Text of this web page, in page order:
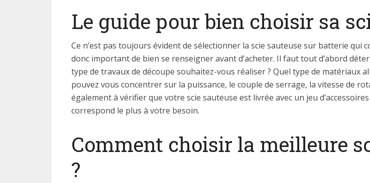
Le guide pour bien choisir sa
Ce n’est pas toujours évident de sélectionner la scie sauteuse sur batterie
donc important de bien se renseigner avant d’acheter. Il faut tout d’abord
type de travaux de découpe souhaitez-vous réaliser ? Quel type de matériaux
pouvez vous concentrer sur la puissance, le couple de serrage, la vitesse de
également à vérifier que votre scie sauteuse est livrée avec un jeu
correspond le plus à votre besoin.
Comment choisir la meilleure
?